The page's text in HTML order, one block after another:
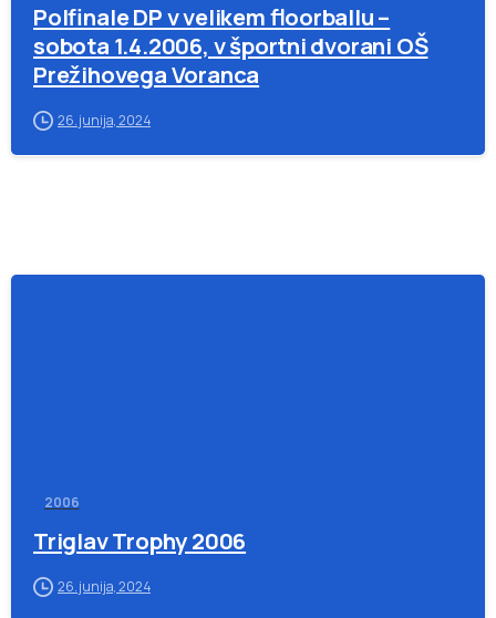
Polfinale DP v velikem floorballu –
sobota 1.4.2006, v športni dvorani OŠ
Prežihovega Voranca
26. junija, 2024
2006
Triglav Trophy 2006
26. junija, 2024